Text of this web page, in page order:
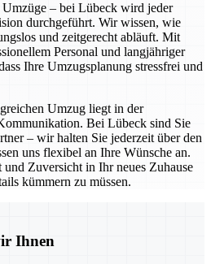
– bei Lübeck wird jeder
durchgeführt. Wir wissen, wie
und zeitgerecht abläuft. Mit
Personal und langjähriger
Ihre Umzugsplanung stressfrei und
Umzug liegt in der
Bei Lübeck sind Sie
– wir halten Sie jederzeit über den
uns flexibel an Ihre Wünsche an.
Zuversicht in Ihr neues Zuhause
kümmern zu müssen.
Ihnen